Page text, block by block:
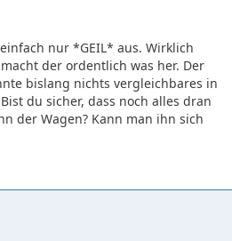
nur *GEIL* aus. Wirklich
der ordentlich was her. Der
bislang nichts vergleichbares in
du sicher, dass noch alles dran
der Wagen? Kann man ihn sich